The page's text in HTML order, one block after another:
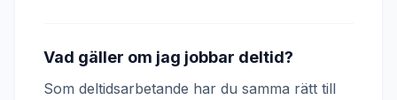
Vad gäller om jag jobbar deltid?
Som deltidsarbetande har du samma rätt till